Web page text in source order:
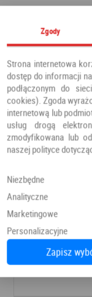
Zgody
Strona internetowa
dostęp do informacji
podłączonym do
cookies). Zgoda
internetową lub
usług drogą
zmodyfikowana lub
naszej polityce
Niezbędne
Analityczne
Marketingowe
Personalizacyjne
Zapisz